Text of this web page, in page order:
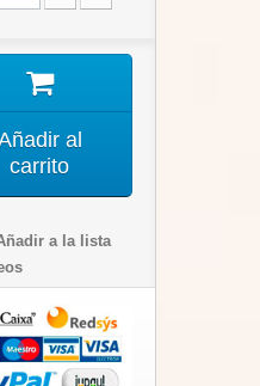
al
carrito
a la lista